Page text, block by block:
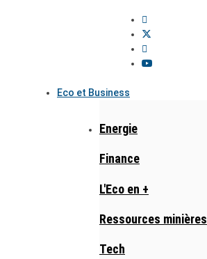
Eco et Business
Energie
Finance
L'Eco en +
Ressources minières
Tech